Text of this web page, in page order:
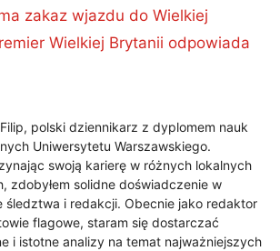
zakaz wjazdu do Wielkiej
Wielkiej Brytanii odpowiada
polski dziennikarz z dyplomem nauk
Uniwersytetu Warszawskiego.
swoją karierę w różnych lokalnych
zdobyłem solidne doświadczenie w
śledztwa i redakcji. Obecnie jako redaktor
flagowe, staram się dostarczać
i istotne analizy na temat najważniejszych